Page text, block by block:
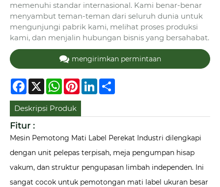
memenuhi standar internasional. Kami benar-benar
menyambut teman-teman dari seluruh dunia untuk
mengunjungi pabrik kami, melihat proses produksi
kami, dan menjalin hubungan bisnis yang bersahabat.
mengirimkan permintaan
Facebook
X WhatsApp
PinterestLinkedIn
Deskripsi Produk
Fitur :
Mesin Pemotong Mati Label Perekat Industri dilengkapi
dengan unit pelepas terpisah, meja pengumpan hisap
vakum, dan struktur pengupasan limbah independen. Ini
sangat cocok untuk pemotongan mati label ukuran besar